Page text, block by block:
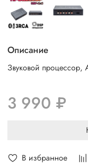
В избранное
Описание
Звуковой процессор,
3 990 ₽